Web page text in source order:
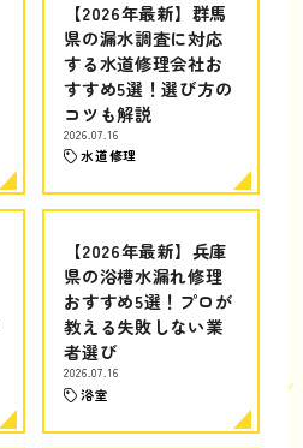
【2026年最新】群馬
県の漏水調査に対応
する水道修理会社お
すすめ5選！選び方の
コツも解説
2026.07.16
水道修理
【2026年最新】兵庫
県の浴槽水漏れ修理
おすすめ5選！プロが
教える失敗しない業
者選び
2026.07.16
浴室